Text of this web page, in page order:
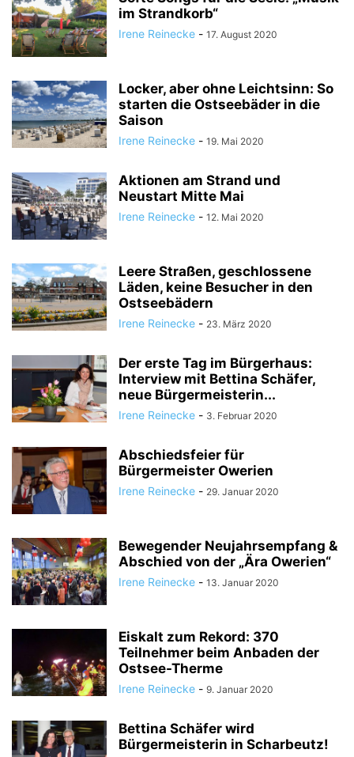
im Strandkorb“
Irene Reinecke - 17. August 2020
Locker, aber ohne Leichtsinn: So
starten die Ostseebäder in die
Saison
Irene Reinecke - 19. Mai 2020
Aktionen am Strand und
Neustart Mitte Mai
Irene Reinecke - 12. Mai 2020
Leere Straßen, geschlossene
Läden, keine Besucher in den
Ostseebädern
Irene Reinecke - 23. März 2020
Der erste Tag im Bürgerhaus:
Interview mit Bettina Schäfer,
neue Bürgermeisterin...
Irene Reinecke - 3. Februar 2020
Abschiedsfeier für
Bürgermeister Owerien
Irene Reinecke - 29. Januar 2020
Bewegender Neujahrsempfang &
Abschied von der „Ära Owerien“
Irene Reinecke - 13. Januar 2020
Eiskalt zum Rekord: 370
Teilnehmer beim Anbaden der
Ostsee-Therme
Irene Reinecke - 9. Januar 2020
Bettina Schäfer wird
Bürgermeisterin in Scharbeutz!